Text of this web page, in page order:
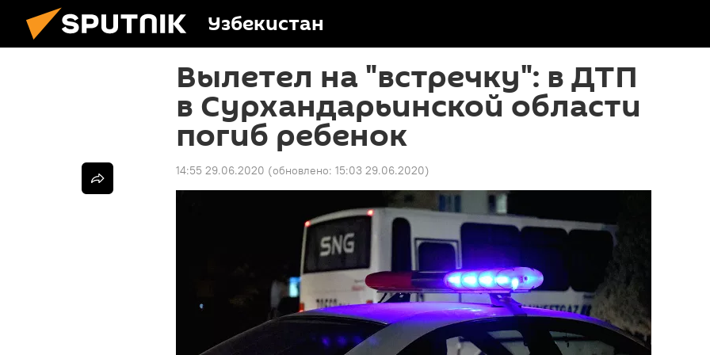
Узбекистан
Вылетел на "встречку": в ДТП
в Сурхандарьинской области
погиб ребенок
14:55 29.06.2020 (обновлено: 15:03 29.06.2020)